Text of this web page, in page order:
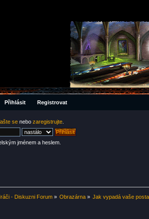
Přihlásit Registrovat
se nebo zaregistrujte
jménem a heslem.
- Diskuzni Forum» Obrazárna» Jak vypadá vaše